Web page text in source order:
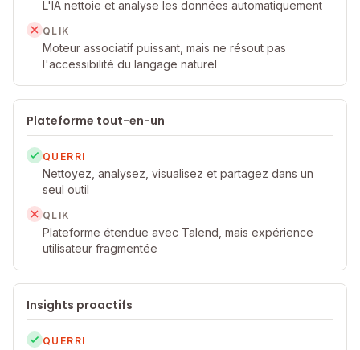
L'IA nettoie et analyse les données automatiquement
QLIK
Moteur associatif puissant, mais ne résout pas
l'accessibilité du langage naturel
Plateforme tout-en-un
QUERRI
Nettoyez, analysez, visualisez et partagez dans un
seul outil
QLIK
Plateforme étendue avec Talend, mais expérience
utilisateur fragmentée
Insights proactifs
QUERRI